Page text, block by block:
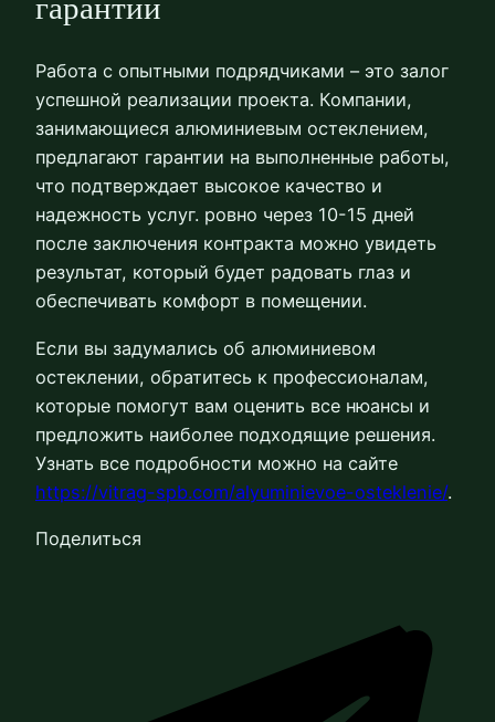
гарантии
Работа с опытными подрядчиками – это залог
успешной реализации проекта. Компании,
занимающиеся алюминиевым остеклением,
предлагают гарантии на выполненные работы,
что подтверждает высокое качество и
надежность услуг. ровно через 10-15 дней
после заключения контракта можно увидеть
результат, который будет радовать глаз и
обеспечивать комфорт в помещении.
Если вы задумались об алюминиевом
остеклении, обратитесь к профессионалам,
которые помогут вам оценить все нюансы и
предложить наиболее подходящие решения.
Узнать все подробности можно на сайте
https://vitrag-spb.com/alyuminievoe-osteklenie/.
Поделиться